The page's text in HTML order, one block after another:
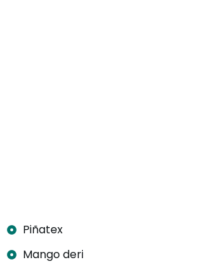
Piñatex
Mango deri